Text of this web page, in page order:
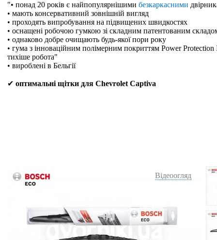
"• понад 20 років є найпопулярнішими безкаркасними
• мають консервативний зовнішній вигляд
• проходять випробування на підвищених швидкостях
• оснащені робочою гумкою зі складним патентованим
• однаково добре очищають будь-якої пори року
• гума з інноваційним полімерним покриттям Power
тихіше робота"
• вироблені в Бельгії
✔ оптимальні щітки для Chevrolet Captiva
Відеоогляд